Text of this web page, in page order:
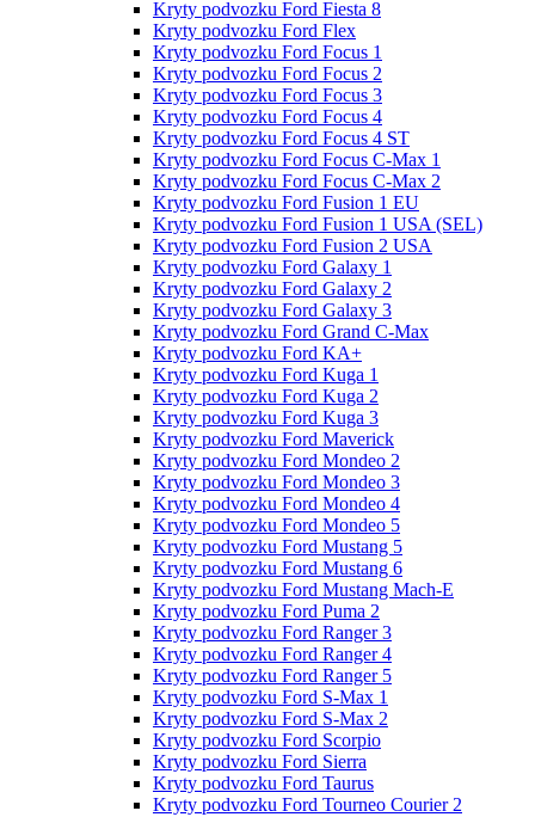
Kryty podvozku Ford Fiesta 8
Kryty podvozku Ford Flex
Kryty podvozku Ford Focus 1
Kryty podvozku Ford Focus 2
Kryty podvozku Ford Focus 3
Kryty podvozku Ford Focus 4
Kryty podvozku Ford Focus 4 ST
Kryty podvozku Ford Focus C-Max 1
Kryty podvozku Ford Focus C-Max 2
Kryty podvozku Ford Fusion 1 EU
Kryty podvozku Ford Fusion 1 USA (SEL)
Kryty podvozku Ford Fusion 2 USA
Kryty podvozku Ford Galaxy 1
Kryty podvozku Ford Galaxy 2
Kryty podvozku Ford Galaxy 3
Kryty podvozku Ford Grand C-Max
Kryty podvozku Ford KA+
Kryty podvozku Ford Kuga 1
Kryty podvozku Ford Kuga 2
Kryty podvozku Ford Kuga 3
Kryty podvozku Ford Maverick
Kryty podvozku Ford Mondeo 2
Kryty podvozku Ford Mondeo 3
Kryty podvozku Ford Mondeo 4
Kryty podvozku Ford Mondeo 5
Kryty podvozku Ford Mustang 5
Kryty podvozku Ford Mustang 6
Kryty podvozku Ford Mustang Mach-E
Kryty podvozku Ford Puma 2
Kryty podvozku Ford Ranger 3
Kryty podvozku Ford Ranger 4
Kryty podvozku Ford Ranger 5
Kryty podvozku Ford S-Max 1
Kryty podvozku Ford S-Max 2
Kryty podvozku Ford Scorpio
Kryty podvozku Ford Sierra
Kryty podvozku Ford Taurus
Kryty podvozku Ford Tourneo Courier 2